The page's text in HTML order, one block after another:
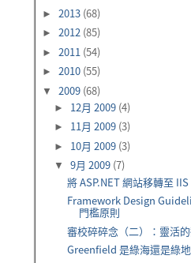
► 2013 (68)
► 2012 (85)
► 2011 (54)
► 2010 (55)
▼ 2009 (68)
► 12月 2009 (4)
► 11月 2009 (3)
► 10月 2009 (3)
▼9月 2009 (7)
將 ASP.NET 網站移轉至
Framework Design
門檻原則
審校碎碎念（二）：靈活
Greenfield 是綠海還是綠